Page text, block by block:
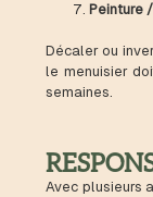
Peinture
Décaler ou
le menuisier
semaines.
Avec plusieurs